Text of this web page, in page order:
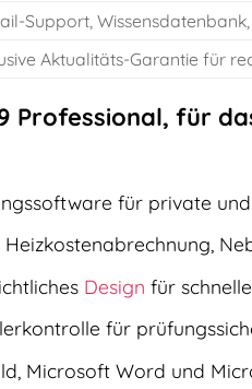
Support,
Aktualitäts-Garantie für
Professional, für
für private
Design für
für
Microsoft Word und